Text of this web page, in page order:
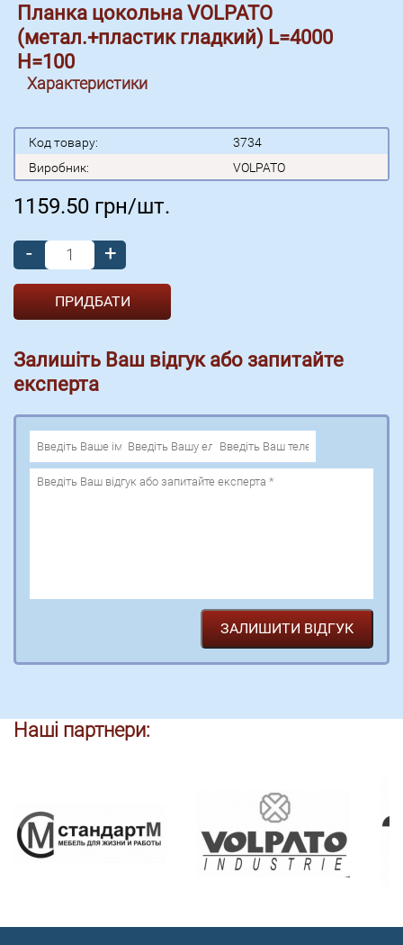
Планка цокольна VOLPATO
(метал.+пластик гладкий) L=4000
H=100
Характеристики
Код товару:
3734
Виробник:
VOLPATO
1159.50 грн/шт.
-
+
Залишіть Ваш відгук або запитайте
експерта
Наші партнери: